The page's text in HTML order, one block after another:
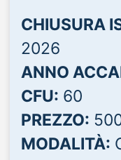
CHIUSURA
2026
ANNO
CFU: 60
PREZZO:
MODALITÀ: